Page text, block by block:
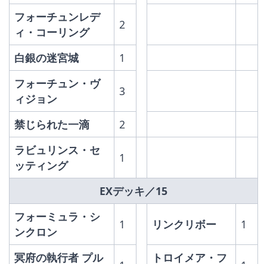
フォーチュンレデ
ィ・コーリング
2
白銀の迷宮城
1
フォーチュン・ヴ
ィジョン
3
禁じられた一滴
2
ラビュリンス・セ
ッティング
1
EXデッキ／15
フォーミュラ・シ
ンクロン
1 リンクリボー 1
冥府の執行者 プル トロイメア・フ